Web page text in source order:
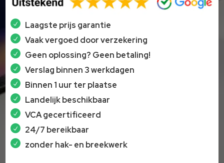
Laagste prijs garantie
Vaak vergoed door verzekering
Geen oplossing? Geen betaling!
Verslag binnen 3 werkdagen
Binnen 1 uur ter plaatse
Landelijk beschikbaar
VCA gecertificeerd
24/7 bereikbaar
zonder hak- en breekwerk